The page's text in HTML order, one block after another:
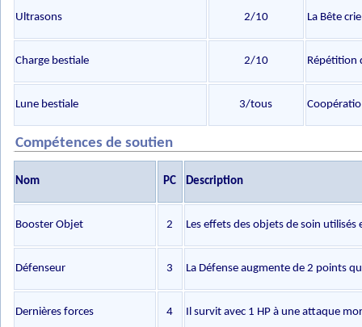
Ultrasons 2/10 La Bête
Charge bestiale 2/10 Répétition
Lune bestiale 3/tous
Compétences de soutien
Nom PC Description
Booster Objet 2 Les effets des objets de soin
Défenseur 3 La Défense augmente de 2 points
Dernières forces 4 Il survit avec 1 HP à une attaque